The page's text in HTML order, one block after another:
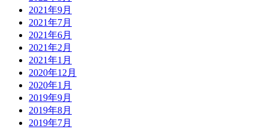
2021年9月
2021年7月
2021年6月
2021年2月
2021年1月
2020年12月
2020年1月
2019年9月
2019年8月
2019年7月